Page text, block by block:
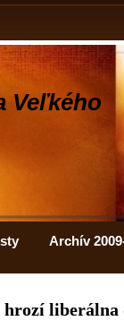
Veľkého
Archív
hrozí